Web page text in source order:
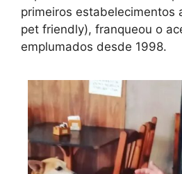
primeiros estabelecimentos
pet friendly), franqueou o
emplumados desde 1998.